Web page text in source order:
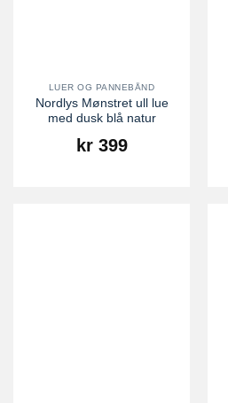
LUER OG PANNEBÅND
Nordlys Mønstret ull lue
med dusk blå natur
kr399